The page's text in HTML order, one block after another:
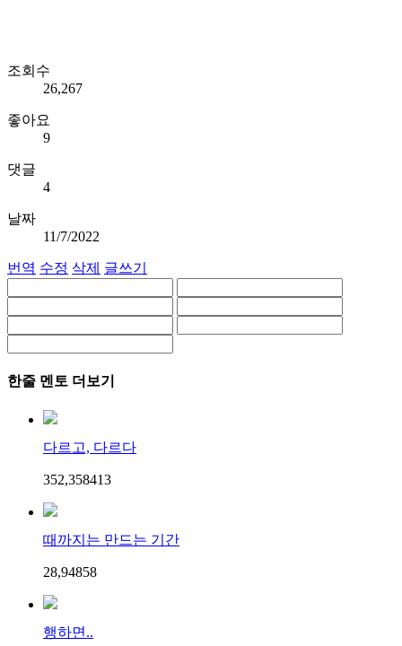
조회수
26,267
좋아요
9
댓글
4
날짜
11/7/2022
번역 수정 삭제 글쓰기
한줄 멘토 더보기
다르고, 다르다
352,358413
때까지는 만드는 기간
28,94858
행하면..